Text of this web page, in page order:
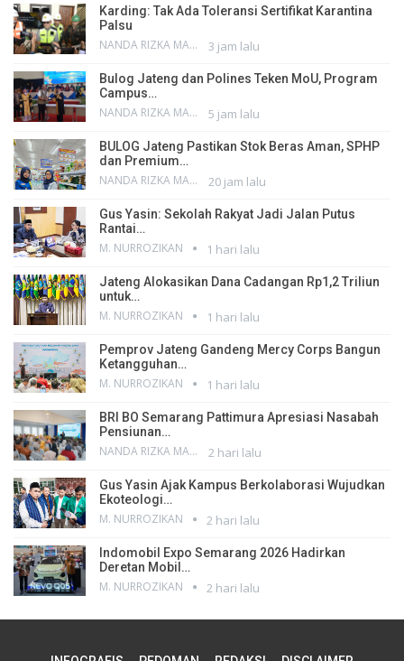
Karding: Tak Ada Toleransi Sertifikat Karantina
Palsu
NANDA RIZKA MAHENDRA 3 jam lalu
Bulog Jateng dan Polines Teken MoU, Program
Campus…
NANDA RIZKA MAHENDRA 5 jam lalu
BULOG Jateng Pastikan Stok Beras Aman, SPHP
dan Premium…
NANDA RIZKA MAHENDRA 20 jam lalu
Gus Yasin: Sekolah Rakyat Jadi Jalan Putus
Rantai…
M. NURROZIKAN 1 hari lalu
Jateng Alokasikan Dana Cadangan Rp1,2 Triliun
untuk…
M. NURROZIKAN 1 hari lalu
Pemprov Jateng Gandeng Mercy Corps Bangun
Ketangguhan…
M. NURROZIKAN 1 hari lalu
BRI BO Semarang Pattimura Apresiasi Nasabah
Pensiunan…
NANDA RIZKA MAHENDRA 2 hari lalu
Gus Yasin Ajak Kampus Berkolaborasi Wujudkan
Ekoteologi…
M. NURROZIKAN 2 hari lalu
Indomobil Expo Semarang 2026 Hadirkan
Deretan Mobil…
M. NURROZIKAN 2 hari lalu